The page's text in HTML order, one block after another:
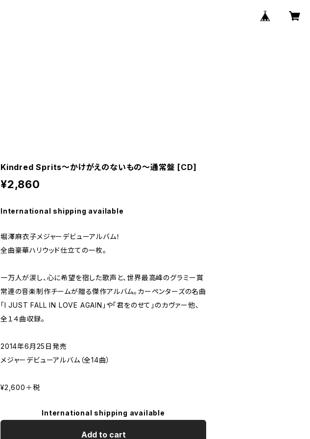
Kindred Sprits〜かけがえのないもの〜通常盤 [CD]
¥2,860
International shipping available
堀澤麻衣子メジャーデビューアルバム！
全曲豪華ハリウッド仕立ての一枚。
一万人が涙し、心に希望を宿した歌声と、世界最高峰のグラミー賞
常連の音楽制作チームが贈る傑作アルバム。カーペンターズの名曲
「I JUST FALL IN LOVE AGAIN」や「君をのせて」のカヴァー他、
全１４曲収録。
2014年6月25日発売
メジャーデビューアルバム（全14曲）
¥2,600＋税
International shipping available
Add to cart